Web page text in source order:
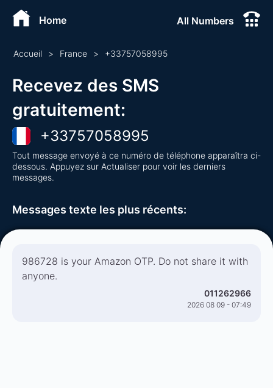
Home All Numbers
Accueil > France > +33757058995
Recevez des SMS
gratuitement:
+33757058995
Tout message envoyé à ce numéro de téléphone apparaîtra ci-
dessous. Appuyez sur Actualiser pour voir les derniers
messages.
Messages texte les plus récents:
986728 is your Amazon OTP. Do not share it with
anyone.
011262966
2026 08 09 - 07:49